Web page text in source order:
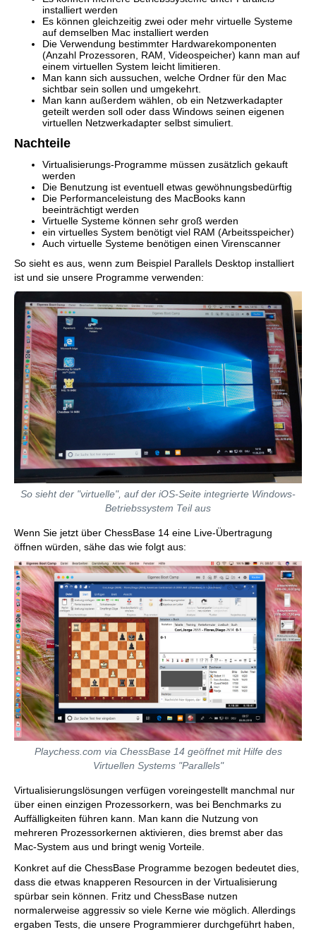
installiert werden
Es können gleichzeitig zwei oder mehr virtuelle Systeme
auf demselben Mac installiert werden
Die Verwendung bestimmter Hardwarekomponenten
(Anzahl Prozessoren, RAM, Videospeicher) kann man auf
einem virtuellen System leicht limitieren.
Man kann sich aussuchen, welche Ordner für den Mac
sichtbar sein sollen und umgekehrt.
Man kann außerdem wählen, ob ein Netzwerkadapter
geteilt werden soll oder dass Windows seinen eigenen
virtuellen Netzwerkadapter selbst simuliert.
Nachteile
Virtualisierungs-Programme müssen zusätzlich gekauft
werden
Die Benutzung ist eventuell etwas gewöhnungsbedürftig
Die Performanceleistung des MacBooks kann
beeinträchtigt werden
Virtuelle Systeme können sehr groß werden
ein virtuelles System benötigt viel RAM (Arbeitsspeicher)
Auch virtuelle Systeme benötigen einen Virenscanner
So sieht es aus, wenn zum Beispiel Parallels Desktop installiert
ist und sie unsere Programme verwenden:
So sieht der "virtuelle", auf der iOS-Seite integrierte Windows-
Betriebssystem Teil aus
Wenn Sie jetzt über ChessBase 14 eine Live-Übertragung
öffnen würden, sähe das wie folgt aus:
Playchess.com via ChessBase 14 geöffnet mit Hilfe des
Virtuellen Systems "Parallels"
Virtualisierungslösungen verfügen voreingestellt manchmal nur
über einen einzigen Prozessorkern, was bei Benchmarks zu
Auffälligkeiten führen kann. Man kann die Nutzung von
mehreren Prozessorkernen aktivieren, dies bremst aber das
Mac-System aus und bringt wenig Vorteile.
Konkret auf die ChessBase Programme bezogen bedeutet dies,
dass die etwas knapperen Resourcen in der Virtualisierung
spürbar sein können. Fritz und ChessBase nutzen
normalerweise aggressiv so viele Kerne wie möglich. Allerdings
ergaben Tests, die unsere Programmierer durchgeführt haben,